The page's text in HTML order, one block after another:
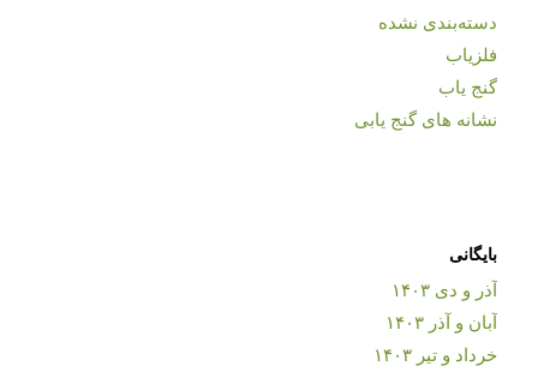
دسته‌بندی نشده
فلزیاب
گنج یاب
نشانه های گنج یابی
بایگانی
آذر و دی ۱۴۰۳
آبان و آذر ۱۴۰۳
خرداد و تیر ۱۴۰۳